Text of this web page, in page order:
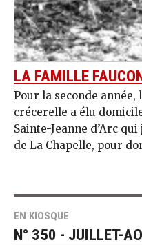
LA FAMILLE
Pour la seconde année,
crécerelle a élu
Sainte-Jeanne d’Arc
de La Chapelle, pour
EN KIOSQUE
N° 350 - JUILLET-